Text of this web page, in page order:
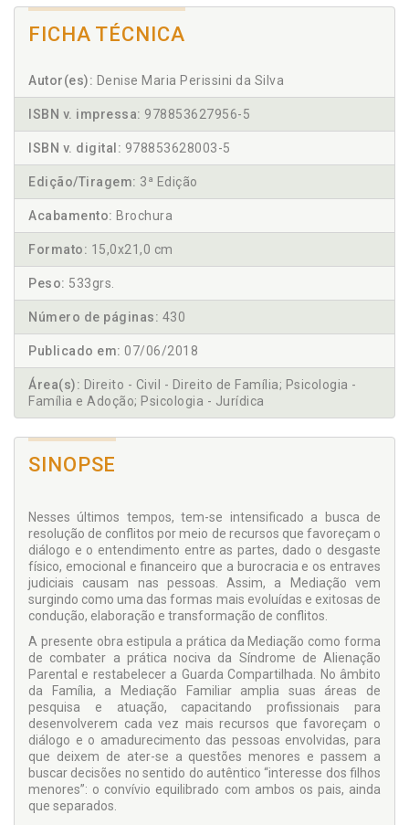
FICHA TÉCNICA
Autor(es): Denise Maria Perissini da Silva
ISBN v. impressa: 978853627956-5
ISBN v. digital: 978853628003-5
Edição/Tiragem: 3ª Edição
Acabamento: Brochura
Formato: 15,0x21,0 cm
Peso: 533grs.
Número de páginas: 430
Publicado em: 07/06/2018
Área(s): Direito - Civil - Direito de Família; Psicologia -
Família e Adoção; Psicologia - Jurídica
SINOPSE
Nesses últimos tempos, tem-se intensificado a busca de
resolução de conflitos por meio de recursos que favoreçam o
diálogo e o entendimento entre as partes, dado o desgaste
físico, emocional e financeiro que a burocracia e os entraves
judiciais causam nas pessoas. Assim, a Mediação vem
surgindo como uma das formas mais evoluídas e exitosas de
condução, elaboração e transformação de conflitos.
A presente obra estipula a prática da Mediação como forma
de combater a prática nociva da Síndrome de Alienação
Parental e restabelecer a Guarda Compartilhada. No âmbito
da Família, a Mediação Familiar amplia suas áreas de
pesquisa e atuação, capacitando profissionais para
desenvolverem cada vez mais recursos que favoreçam o
diálogo e o amadurecimento das pessoas envolvidas, para
que deixem de ater-se a questões menores e passem a
buscar decisões no sentido do autêntico “interesse dos filhos
menores”: o convívio equilibrado com ambos os pais, ainda
que separados.